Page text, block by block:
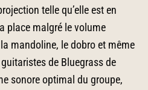
telle qu’elle est en
place malgré le volume
mandoline, le dobro et même
de Bluegrass de
sonore optimal du groupe,